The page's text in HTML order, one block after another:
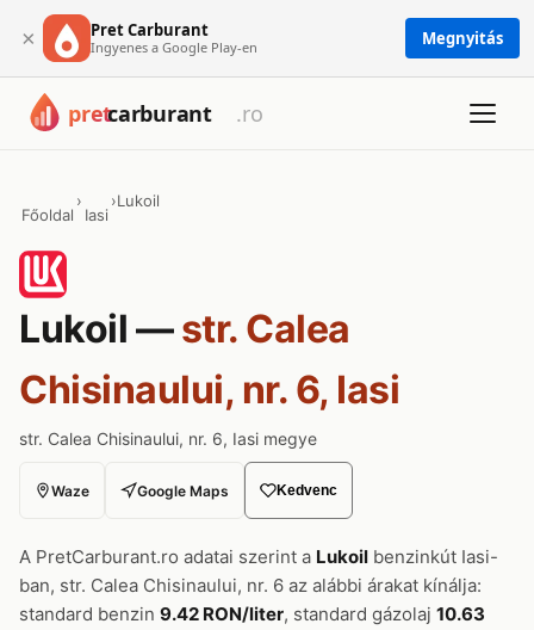
× Pret Carburant
Ingyenes a Google Play-en Megnyitás
Főoldal
›
Iasi
›Lukoil
Lukoil —str. Calea
Chisinaului, nr. 6, Iasi
str. Calea Chisinaului, nr. 6, Iasi megye
Waze Google Maps Kedvenc
A PretCarburant.ro adatai szerint a Lukoil benzinkút Iasi-
ban, str. Calea Chisinaului, nr. 6 az alábbi árakat kínálja:
standard benzin 9.42 RON/liter, standard gázolaj 10.63